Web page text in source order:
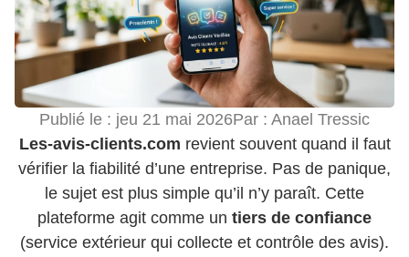
Publié le : jeu 21 mai 2026Par : Anael Tressic
Les-avis-clients.com revient souvent quand il faut
vérifier la fiabilité d’une entreprise. Pas de panique,
le sujet est plus simple qu’il n’y paraît. Cette
plateforme agit comme un tiers de confiance
(service extérieur qui collecte et contrôle des avis).